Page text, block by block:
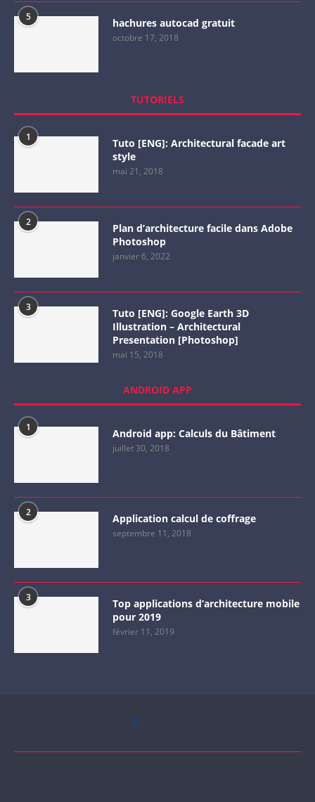
5 hachures autocad gratuit
octobre 17, 2018
TUTORIELS
1
Tuto [ENG]: Architectural facade art
style
mai 21, 2018
2
Plan d’architecture facile dans Adobe
Photoshop
janvier 6, 2022
3
Tuto [ENG]: Google Earth 3D
Illustration – Architectural
Presentation [Photoshop]
mai 15, 2018
ANDROID APP
1 Android app: Calculs du Bâtiment
juillet 30, 2018
2 Application calcul de coffrage
septembre 11, 2018
3
Top applications d’architecture mobile
pour 2019
février 11, 2019